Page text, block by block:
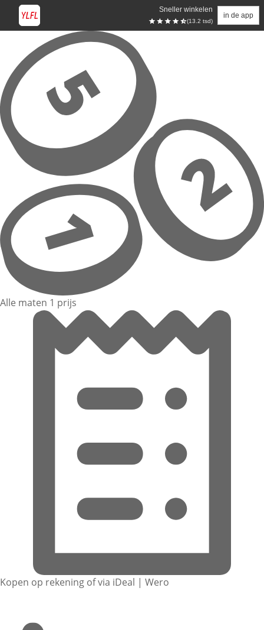
Sneller winkelen
(13.2 tsd)
in de app
Overslaan naar hoofdinhoud
Alle maten 1 prijs
Kopen op rekening of via iDeal | Wero